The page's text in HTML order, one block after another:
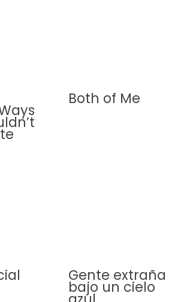
Both of Me
Gente extraña
bajo un cielo